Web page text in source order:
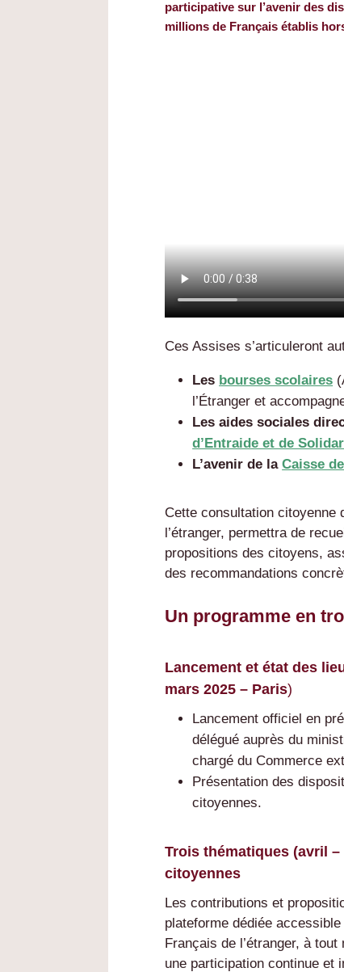
participative sur l’avenir des
millions de Français établis
Ces Assises s’articuleront
Les bourses scolaires
l’Étranger et
Les aides sociales
d’Entraide et de
L’avenir de laCaisse
Cette consultation citoyenne
l’étranger, permettra de
propositions des citoyens,
des recommandations
Un programme en
Lancement et état des
mars 2025 – Paris)
Lancement officiel en
délégué auprès du
chargé du Commerce
Présentation des
citoyennes.
Trois thématiques (avril
citoyennes
Les contributions et
plateforme dédiée
Français de l’étranger, à
une participation continue et